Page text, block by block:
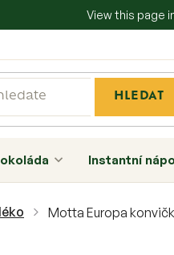
View this page
HLEDAT
Instantní
Motta Europa